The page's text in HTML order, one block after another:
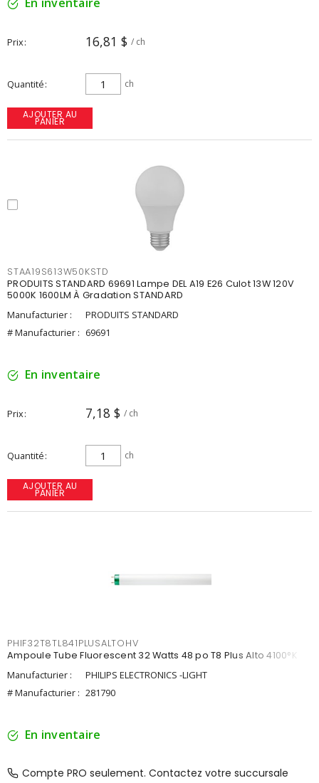
Prix 16,81 $ / ch
Quantité ch
AJOUTER AU
PANIER
STAA19S613W50KSTD
PRODUITS STANDARD 69691 Lampe DEL A19 E26 Culot 13W 120V
5000K 1600LM À Gradation STANDARD
Manufacturier :
PRODUITS STANDARD
# Manufacturier : 69691
En inventaire
Prix 7,18 $ / ch
Quantité ch
AJOUTER AU
PANIER
PHIF32T8TL841PLUSALTOHV
Ampoule Tube Fluorescent 32 Watts 48 po T8 Plus Alto 4100°K
Manufacturier :
PHILIPS ELECTRONICS -LIGHT
# Manufacturier : 281790
En inventaire
Compte PRO seulement. Contactez votre succursale